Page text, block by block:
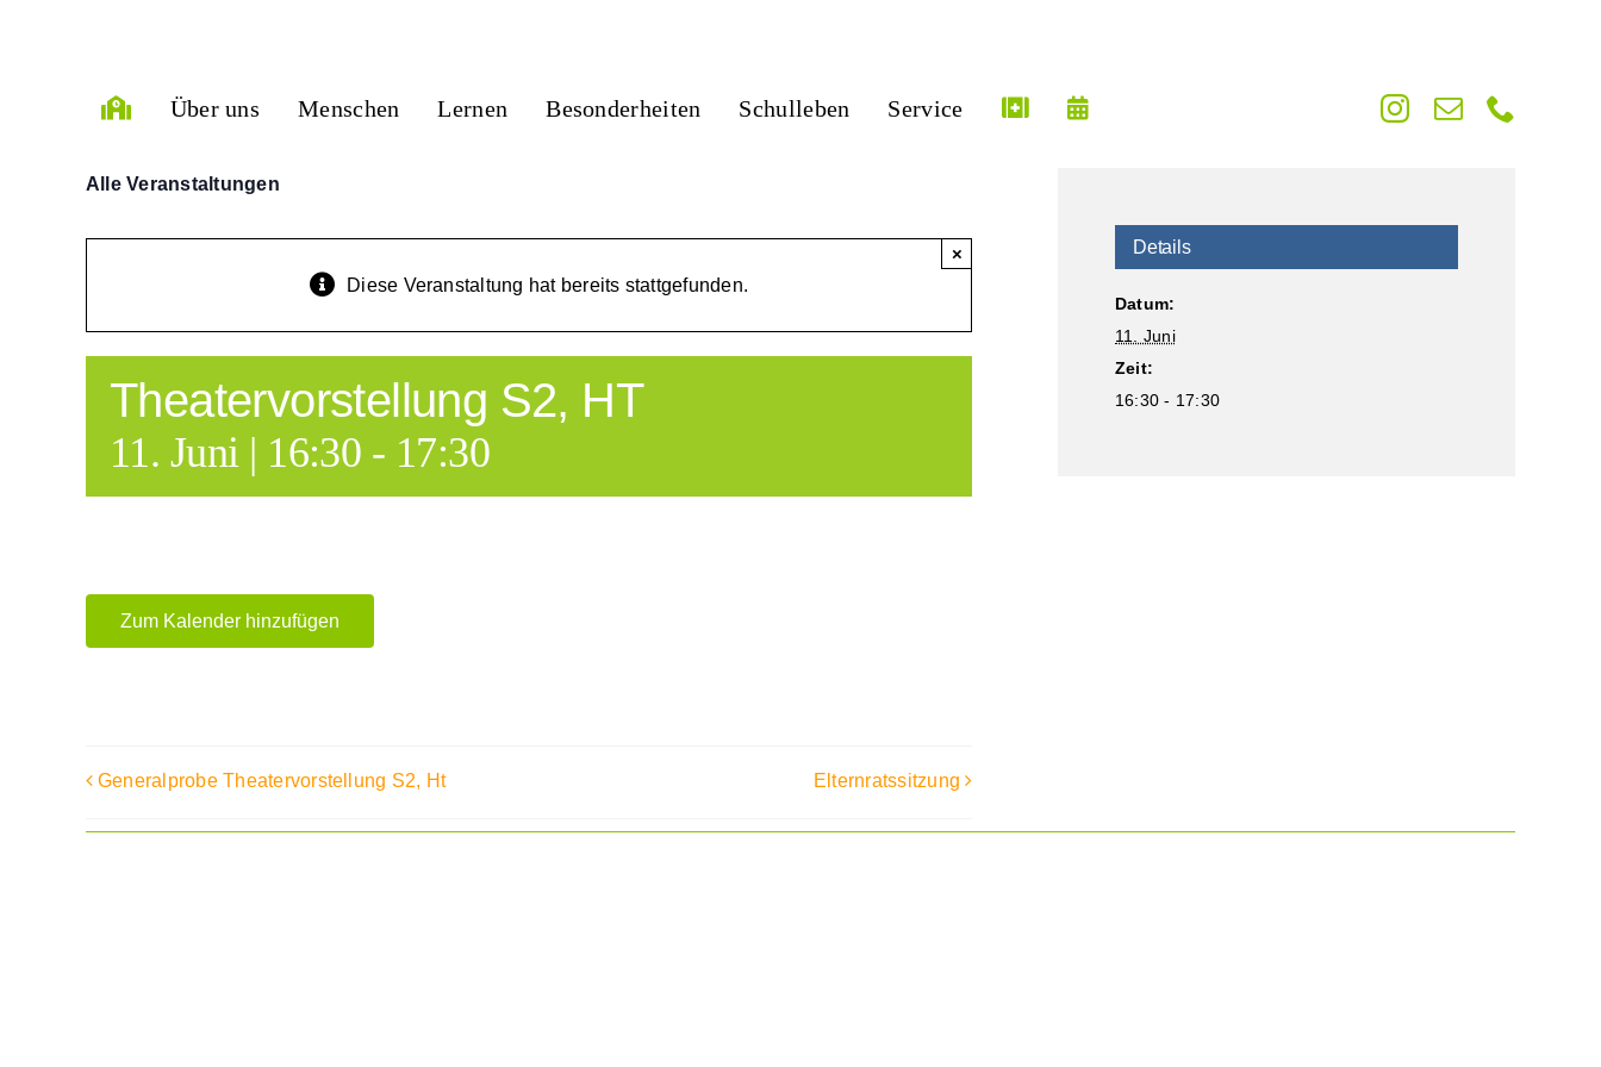
Über uns Menschen Lernen Besonderheiten Schulleben Service
Alle Veranstaltungen
Diese Veranstaltung hat bereits stattgefunden.
×
Theatervorstellung S2, HT
11. Juni | 16:30 - 17:30
Zum Kalender hinzufügen
Generalprobe Theatervorstellung S2, Ht Elternratssitzung
Details
Datum:
11. Juni
Zeit:
16:30 - 17:30